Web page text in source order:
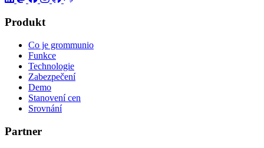
Produkt
Co je grommunio
Funkce
Technologie
Zabezpečení
Demo
Stanovení cen
Srovnání
Partner